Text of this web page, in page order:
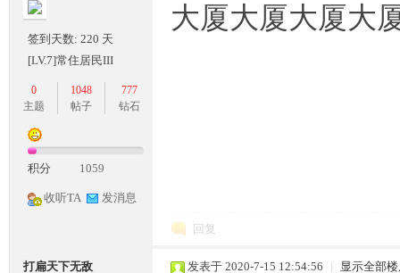
签到天数: 220 天
[LV.7]常住居民III
0
主题
1048
帖子
777
钻石
积分 1059
收听TA 发消息
大厦大厦大厦大
回复
打扁天下无敌 发表于 2020-7-15 12:54:56 | 显示全部